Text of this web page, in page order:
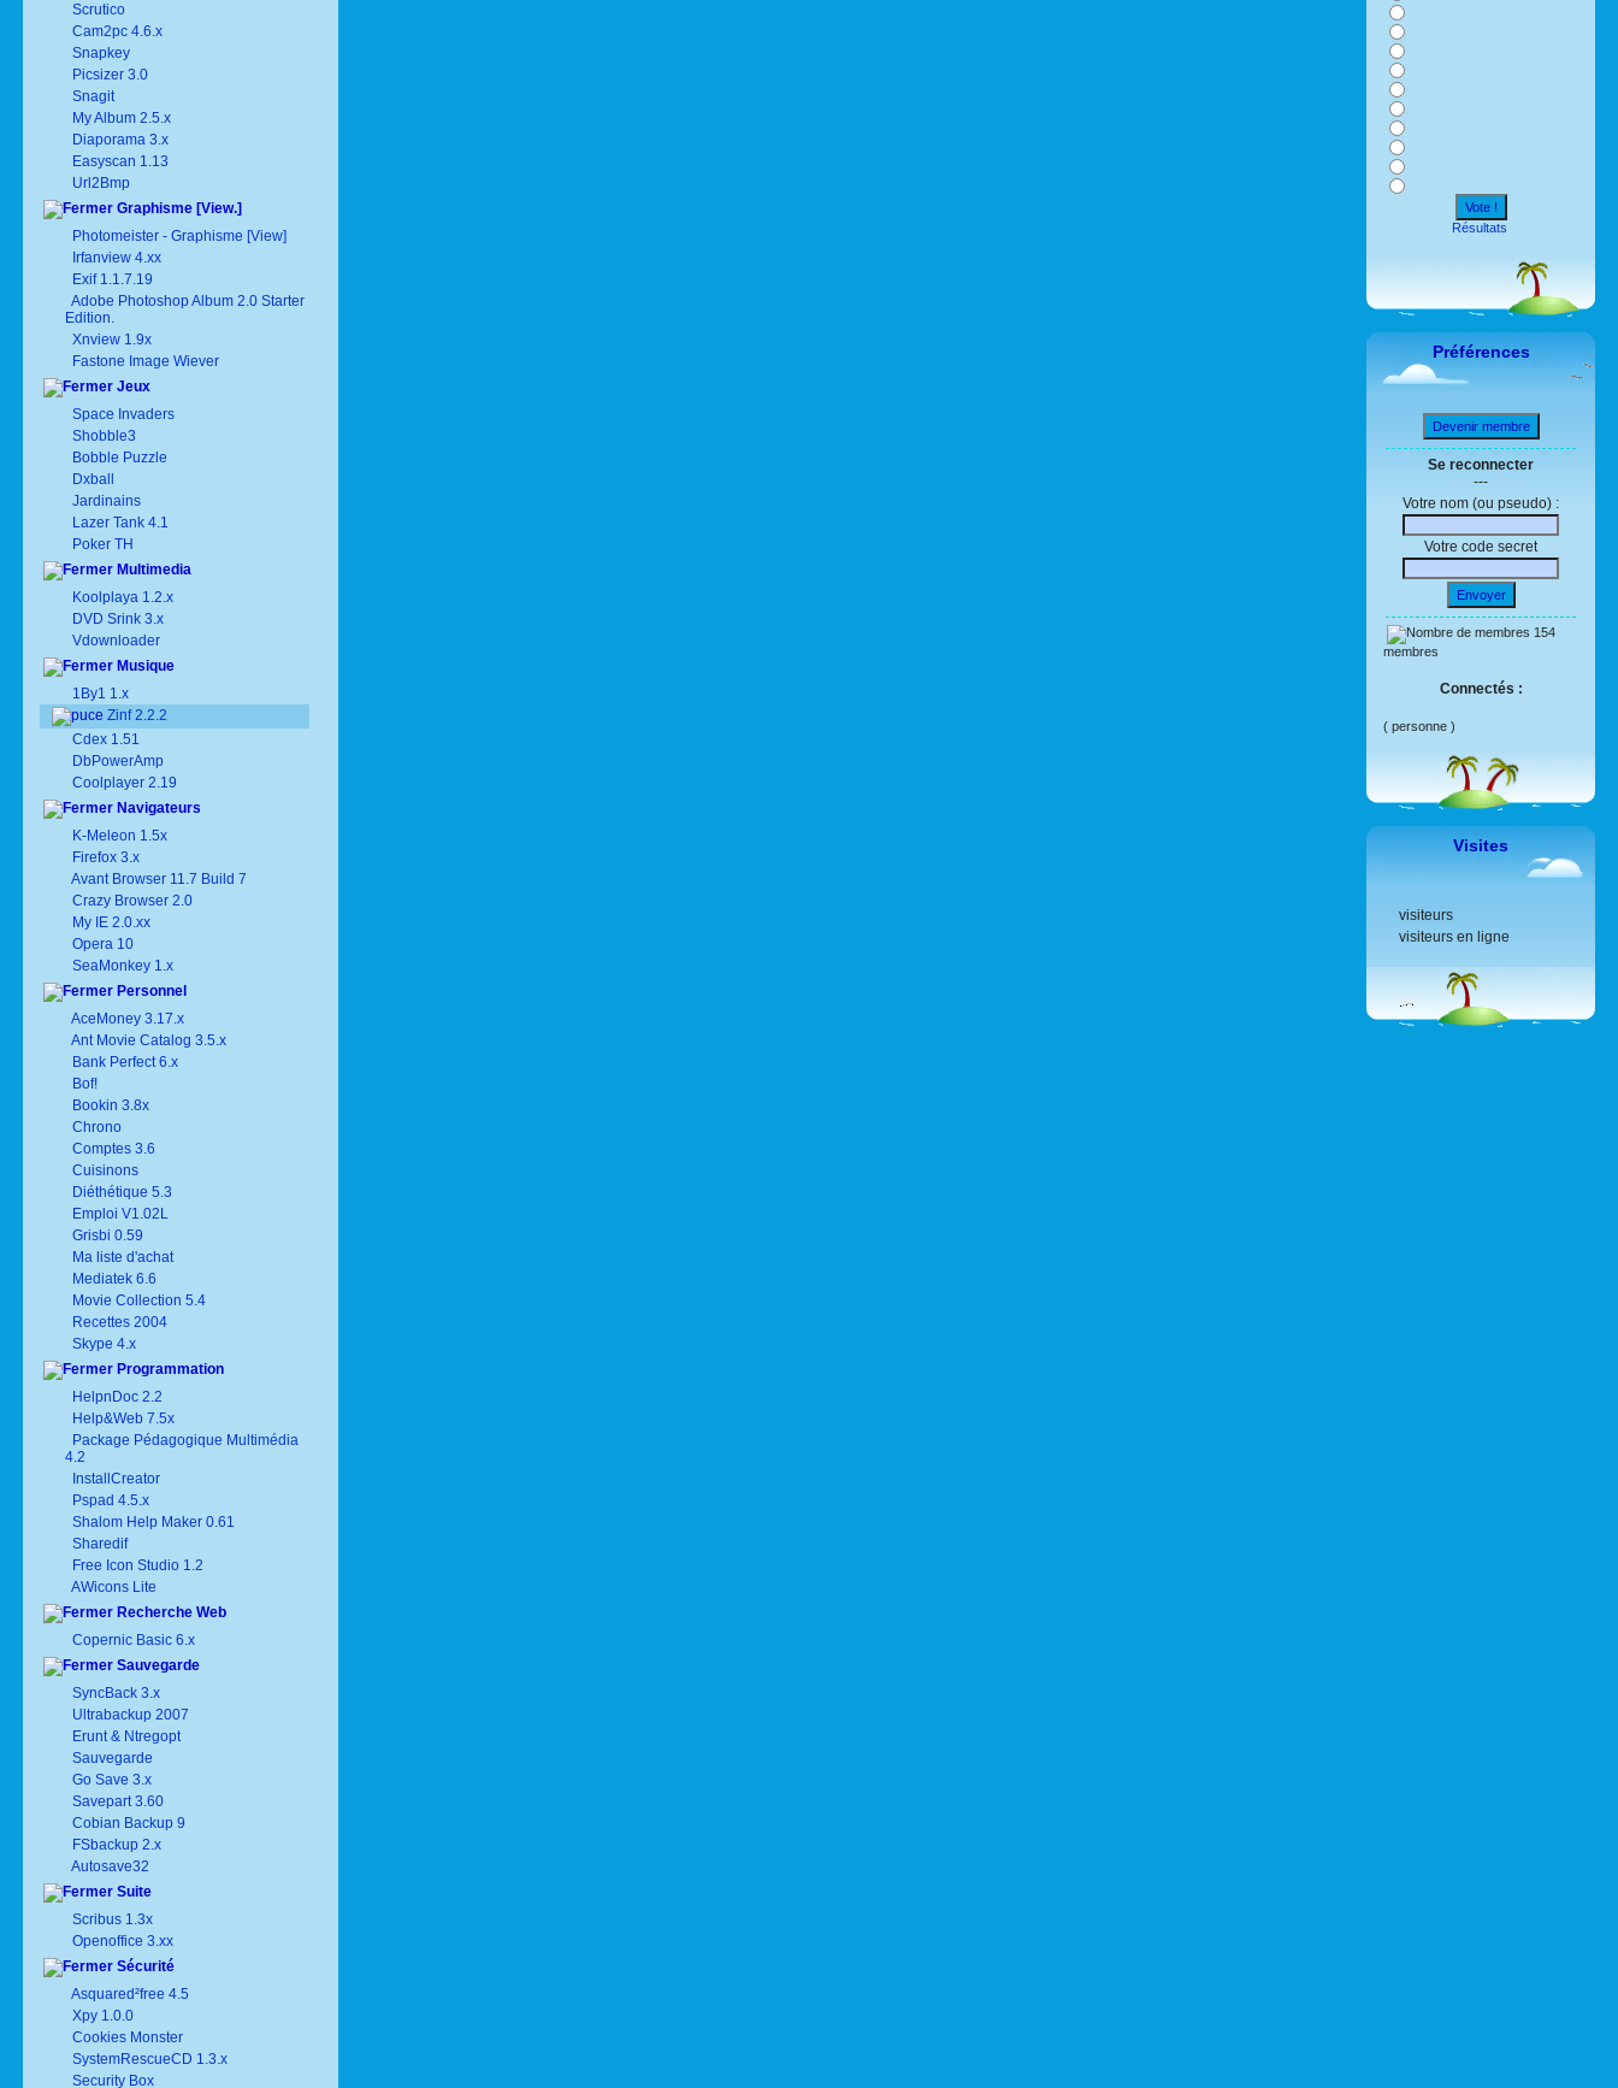
Scrutico
Cam2pc 4.6.x
Snapkey
Picsizer 3.0
Snagit
My Album 2.5.x
Diaporama 3.x
Easyscan 1.13
Url2Bmp
Graphisme [View.]
Photomeister - Graphisme [View]
Irfanview 4.xx
Exif 1.1.7.19
Adobe Photoshop Album 2.0 Starter
Edition.
Xnview 1.9x
Fastone Image Wiever
Jeux
Space Invaders
Shobble3
Bobble Puzzle
Dxball
Jardinains
Lazer Tank 4.1
Poker TH
Multimedia
Koolplaya 1.2.x
DVD Srink 3.x
Vdownloader
Musique
1By1 1.x
Zinf 2.2.2
Cdex 1.51
DbPowerAmp
Coolplayer 2.19
Navigateurs
K-Meleon 1.5x
Firefox 3.x
Avant Browser 11.7 Build 7
Crazy Browser 2.0
My IE 2.0.xx
Opera 10
SeaMonkey 1.x
Personnel
AceMoney 3.17.x
Ant Movie Catalog 3.5.x
Bank Perfect 6.x
Bof!
Bookin 3.8x
Chrono
Comptes 3.6
Cuisinons
Diéthétique 5.3
Emploi V1.02L
Grisbi 0.59
Ma liste d'achat
Mediatek 6.6
Movie Collection 5.4
Recettes 2004
Skype 4.x
Programmation
HelpnDoc 2.2
Help&Web 7.5x
Package Pédagogique Multimédia
4.2
InstallCreator
Pspad 4.5.x
Shalom Help Maker 0.61
Sharedif
Free Icon Studio 1.2
AWicons Lite
Recherche Web
Copernic Basic 6.x
Sauvegarde
SyncBack 3.x
Ultrabackup 2007
Erunt & Ntregopt
Sauvegarde
Go Save 3.x
Savepart 3.60
Cobian Backup 9
FSbackup 2.x
Autosave32
Suite
Scribus 1.3x
Openoffice 3.xx
Sécurité
Asquared²free 4.5
Xpy 1.0.0
Cookies Monster
SystemRescueCD 1.3.x
Security Box
Vote !
Résultats
Préférences
Devenir membre
Se reconnecter
---
Votre nom (ou pseudo) :
Votre code secret
Envoyer
154
membres
Connectés :
( personne )
Visites
visiteurs
visiteurs en ligne